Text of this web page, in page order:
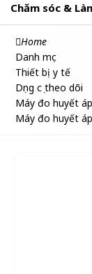
Chăm sóc &
Home
Danh mục
Thiết bị y tế
Dụng cụ theo dõi
Máy đo huyết áp
Máy đo huyết